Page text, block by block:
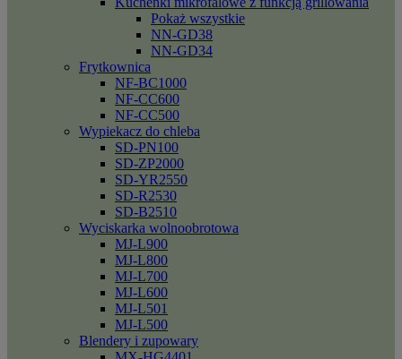
Pokaż wszystkie
NN-GD38
NN-GD34
Frytkownica
NF-BC1000
NF-CC600
NF-CC500
Wypiekacz do chleba
SD-PN100
SD-ZP2000
SD-YR2550
SD-R2530
SD-B2510
Wyciskarka wolnoobrotowa
MJ-L900
MJ-L800
MJ-L700
MJ-L600
MJ-L501
MJ-L500
Blendery i zupowary